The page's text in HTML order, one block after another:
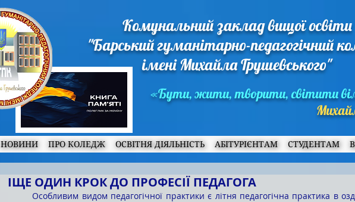
Комунальний заклад вищої освіти
"Барський гуманітарно-педагогічний
імені Михайла Грушевського"
«Бути, жити, творити, світити
НОВИНИ ПРО КОЛЕДЖ ОСВІТНЯ ДІЯЛЬНІСТЬ АБІТУРІЄНТАМ СТУДЕНТАМ
ІЩЕ ОДИН КРОК ДО ПРОФЕСІЇ ПЕДАГОГА